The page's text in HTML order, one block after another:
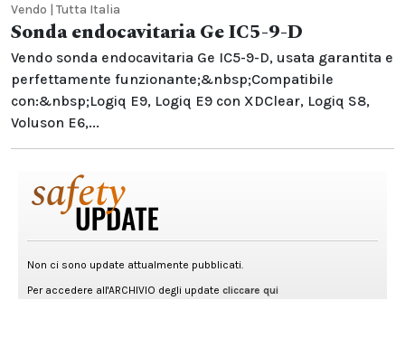
Vendo | Tutta Italia
Sonda endocavitaria Ge IC5-9-D
Vendo sonda endocavitaria Ge IC5-9-D, usata garantita e
perfettamente funzionante;&nbsp;Compatibile
con:&nbsp;Logiq E9, Logiq E9 con XDClear, Logiq S8,
Voluson E6,...